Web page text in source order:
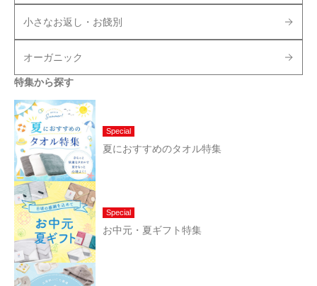
小さなお返し・お餞別
オーガニック
特集から探す
Special
夏におすすめのタオル特集
Special
お中元・夏ギフト特集